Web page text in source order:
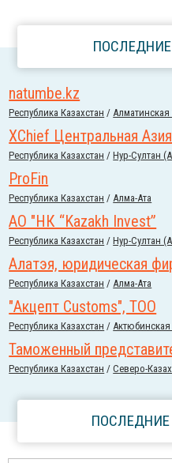
natumbe.kz
Республика Казахстан /Алматинская
XChief Центральная Азия
Республика Казахстан /Нур-Султан
ProFin
Республика Казахстан /Алма-Ата
АО "НК “Kazakh Invest”
Республика Казахстан /Нур-Султан
Алатэя, юридическая
Республика Казахстан /Алма-Ата
"Акцепт Customs", ТОО
Республика Казахстан /Актюбинская
Таможенный
Республика Казахстан /Северо-